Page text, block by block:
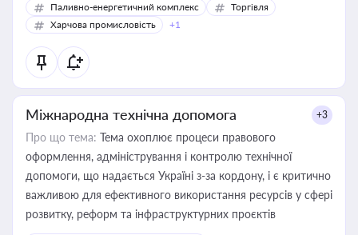
Паливно-енергетичний комплекс
Торгівля
Харчова промисловість
+1
Міжнародна технічна допомога +3
Про що тема: Тема охоплює процеси правового
оформлення, адміністрування і контролю технічної
допомоги, що надається Україні з-за кордону, і є критично
важливою для ефективного використання ресурсів у сфері
розвитку, реформ та інфраструктурних проєктів